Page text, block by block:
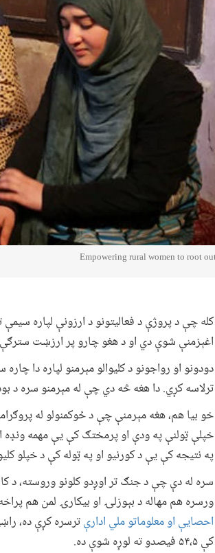
Empowering rural women to root
کله چې د پروژې د فعالیتونو د ارزونې لپاره
اغېزمنې شوې دي او د هغو چارو پر ارزښت
دودونو او رواجونو د کلیوالو مېرمنو لپاره دا
ترلاسه کړي. دا هغه څه دي چې له مېرمنو سره د
خو بیا هم، هغه مېرمنې چې د ځوکمنولو له
خپلې ټولنې په ودې او پرمختګ کې یې مهمه ونډه
په نتیجه کې یې د کورنیو او په ټوله کې د خپلو
سره له دې چې د جنګ تر اوږدو کلونو وروسته، د
ورسره هم مهاله د بېوزلۍ او بیکارۍ لمن هم
احصایې او معلوماتو ملي ادارې
کې ۵۴،۵ فیصدو ته لوړه شوې ده.